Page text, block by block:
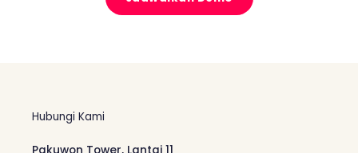
Hubungi Kami